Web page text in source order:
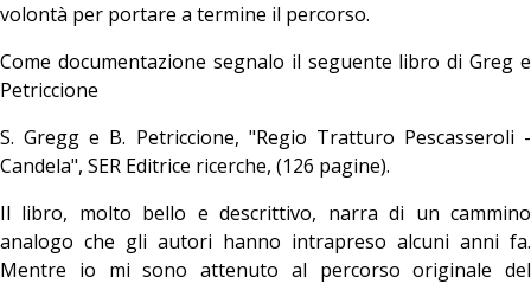
volontà per portare a termine il percorso.
Come documentazione segnalo il seguente libro di Greg e
Petriccione
S. Gregg e B. Petriccione, "Regio Tratturo Pescasseroli -
Candela", SER Editrice ricerche, (126 pagine).
Il libro, molto bello e descrittivo, narra di un cammino
analogo che gli autori hanno intrapreso alcuni anni fa.
Mentre io mi sono attenuto al percorso originale del